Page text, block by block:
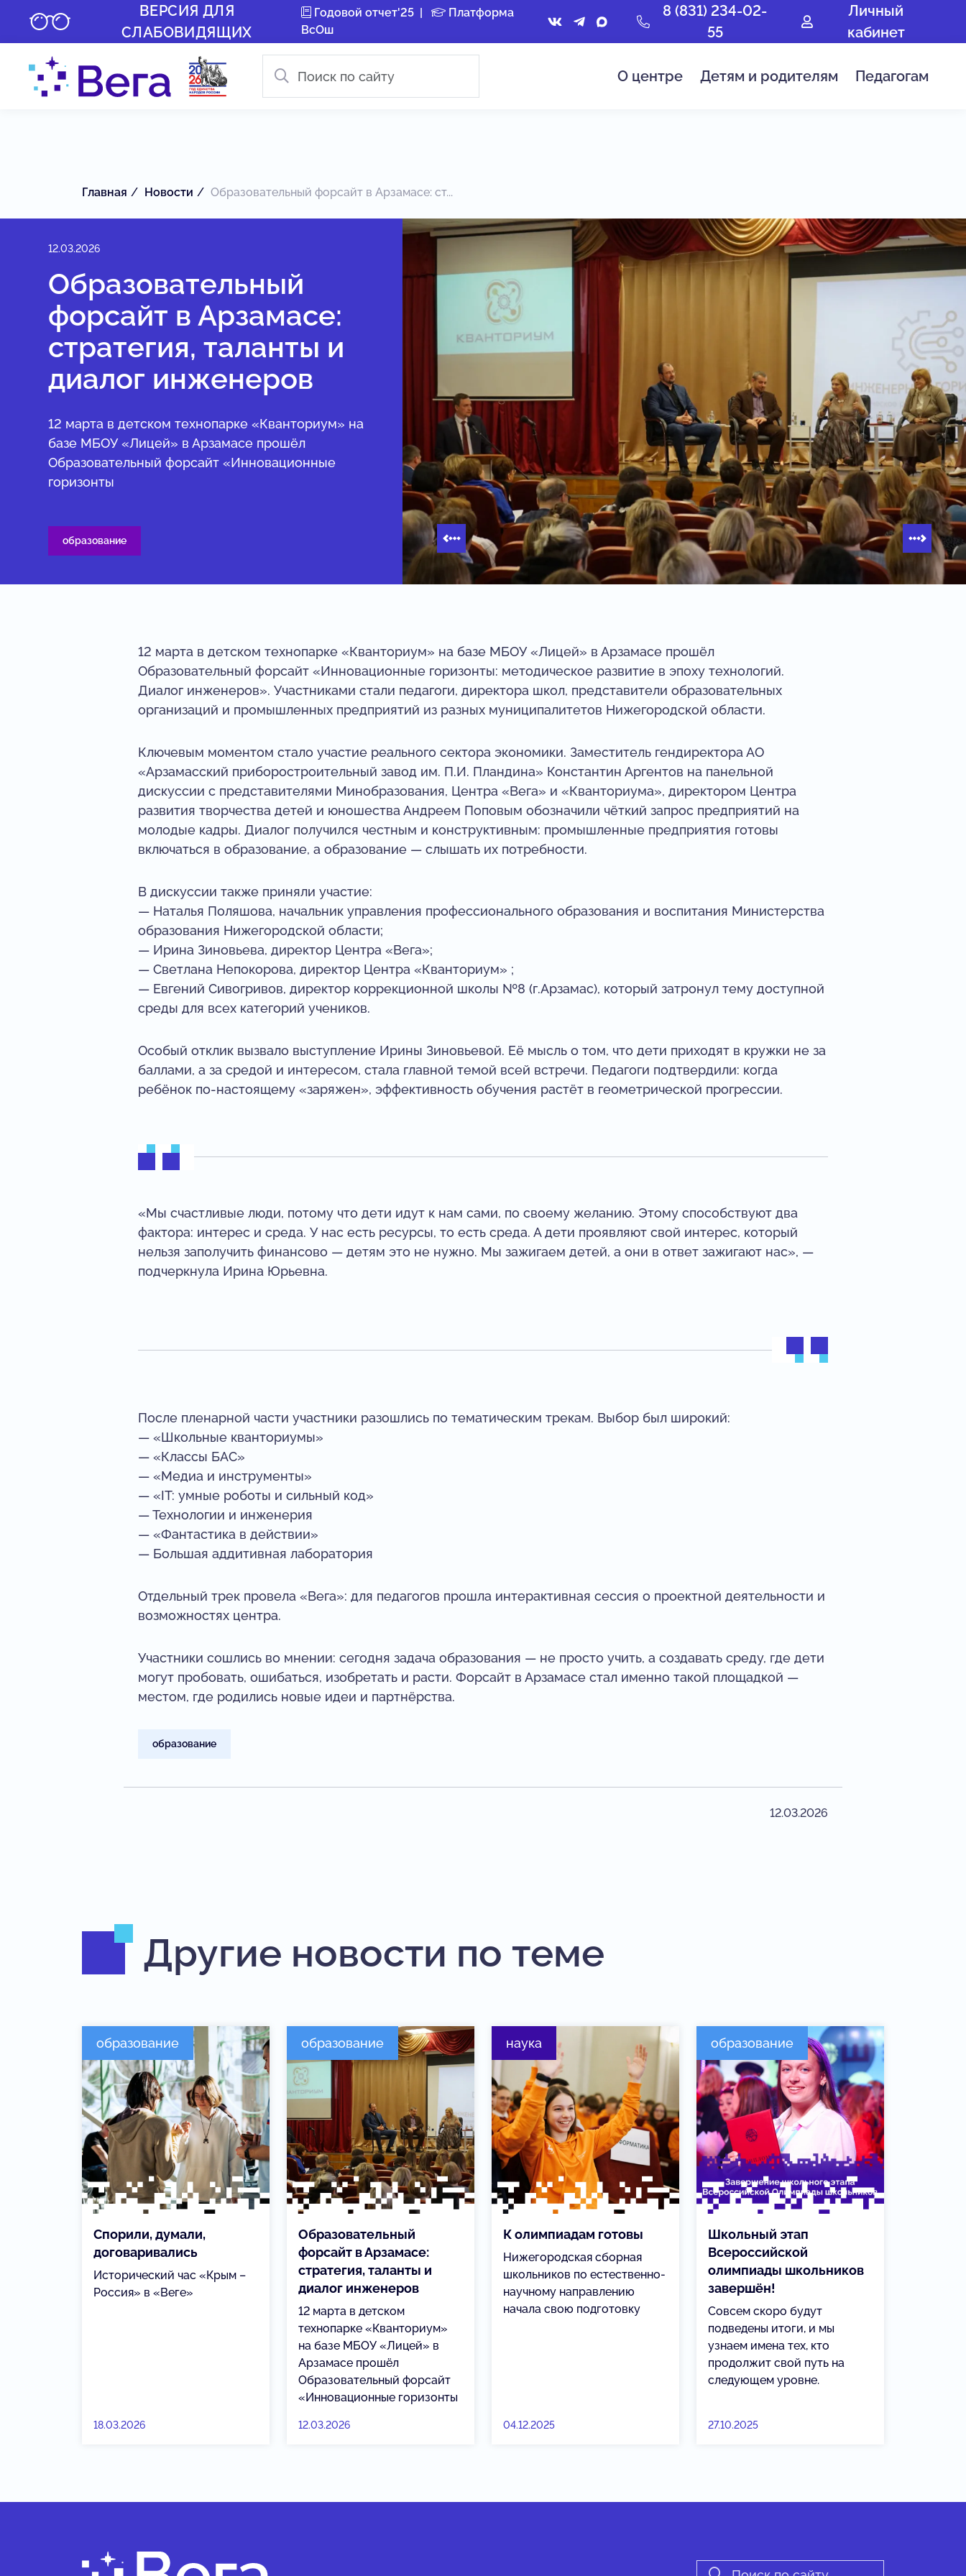
ВЕРСИЯ ДЛЯ
СЛАБОВИДЯЩИХ
Годовой отчет'25|
Платформа
ВсОш
8 (831) 234-02-
55
Личный
кабинет
О центре Детям и родителям Педагогам
Главная Новости Образовательный форсайт в Арзамасе: ст...
12.03.2026
Образовательный
форсайт в Арзамасе:
стратегия, таланты и
диалог инженеров
12 марта в детском технопарке «Кванториум» на
базе МБОУ «Лицей» в Арзамасе прошёл
Образовательный форсайт «Инновационные
горизонты
образование
12 марта в детском технопарке «Кванториум» на базе МБОУ «Лицей» в Арзамасе прошёл
Образовательный форсайт «Инновационные горизонты: методическое развитие в эпоху технологий.
Диалог инженеров». Участниками стали педагоги, директора школ, представители образовательных
организаций и промышленных предприятий из разных муниципалитетов Нижегородской области.
Ключевым моментом стало участие реального сектора экономики. Заместитель гендиректора АО
«Арзамасский приборостроительный завод им. П.И. Пландина» Константин Аргентов на панельной
дискуссии с представителями Минобразования, Центра «Вега» и «Кванториума», директором Центра
развития творчества детей и юношества Андреем Поповым обозначили чёткий запрос предприятий на
молодые кадры. Диалог получился честным и конструктивным: промышленные предприятия готовы
включаться в образование, а образование — слышать их потребности.
В дискуссии также приняли участие:
— Наталья Поляшова, начальник управления профессионального образования и воспитания Министерства
образования Нижегородской области;
— Ирина Зиновьева, директор Центра «Вега»;
— Светлана Непокорова, директор Центра «Кванториум» ;
— Евгений Сивогривов, директор коррекционной школы №8 (г.Арзамас), который затронул тему доступной
среды для всех категорий учеников.
Особый отклик вызвало выступление Ирины Зиновьевой. Её мысль о том, что дети приходят в кружки не за
баллами, а за средой и интересом, стала главной темой всей встречи. Педагоги подтвердили: когда
ребёнок по-настоящему «заряжен», эффективность обучения растёт в геометрической прогрессии.
«Мы счастливые люди, потому что дети идут к нам сами, по своему желанию. Этому способствуют два
фактора: интерес и среда. У нас есть ресурсы, то есть среда. А дети проявляют свой интерес, который
нельзя заполучить финансово — детям это не нужно. Мы зажигаем детей, а они в ответ зажигают нас», —
подчеркнула Ирина Юрьевна.
После пленарной части участники разошлись по тематическим трекам. Выбор был широкий:
— «Школьные кванториумы»
— «Классы БАС»
— «Медиа и инструменты»
— «IT: умные роботы и сильный код»
— Технологии и инженерия
— «Фантастика в действии»
— Большая аддитивная лаборатория
Отдельный трек провела «Вега»: для педагогов прошла интерактивная сессия о проектной деятельности и
возможностях центра.
Участники сошлись во мнении: сегодня задача образования — не просто учить, а создавать среду, где дети
могут пробовать, ошибаться, изобретать и расти. Форсайт в Арзамасе стал именно такой площадкой —
местом, где родились новые идеи и партнёрства.
образование
12.03.2026
Другие новости по теме
образование
Спорили, думали,
договаривались
Исторический час «Крым –
Россия» в «Веге»
18.03.2026
образование
Образовательный
форсайт в Арзамасе:
стратегия, таланты и
диалог инженеров
12 марта в детском
технопарке «Кванториум»
на базе МБОУ «Лицей» в
Арзамасе прошёл
Образовательный форсайт
«Инновационные горизонты
12.03.2026
наука
К олимпиадам готовы
Нижегородская сборная
школьников по естественно-
научному направлению
начала свою подготовку
04.12.2025
образование
Школьный этап
Всероссийской
олимпиады школьников
завершён!
Совсем скоро будут
подведены итоги, и мы
узнаем имена тех, кто
продолжит свой путь на
следующем уровне.
27.10.2025